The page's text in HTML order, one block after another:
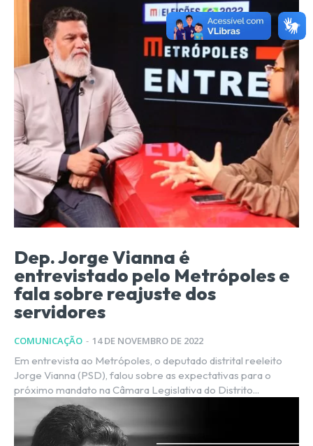
Dep. Jorge Vianna é
entrevistado pelo Metrópoles e
fala sobre reajuste dos
servidores
COMUNICAÇÃO - 14 DE NOVEMBRO DE 2022
Em entrevista ao Metrópoles, o deputado distrital reeleito
Jorge Vianna (PSD), falou sobre as expectativas para o
próximo mandato na Câmara Legislativa do Distrito...